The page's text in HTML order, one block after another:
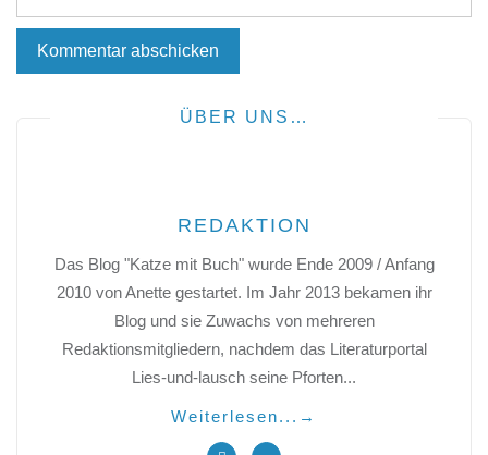
ÜBER UNS…
REDAKTION
Das Blog "Katze mit Buch" wurde Ende 2009 / Anfang
2010 von Anette gestartet. Im Jahr 2013 bekamen ihr
Blog und sie Zuwachs von mehreren
Redaktionsmitgliedern, nachdem das Literaturportal
Lies-und-lausch seine Pforten...
Weiterlesen... →